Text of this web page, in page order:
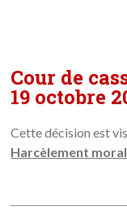
Cour de
19 octobre
Cette décision est
Harcèlement moral